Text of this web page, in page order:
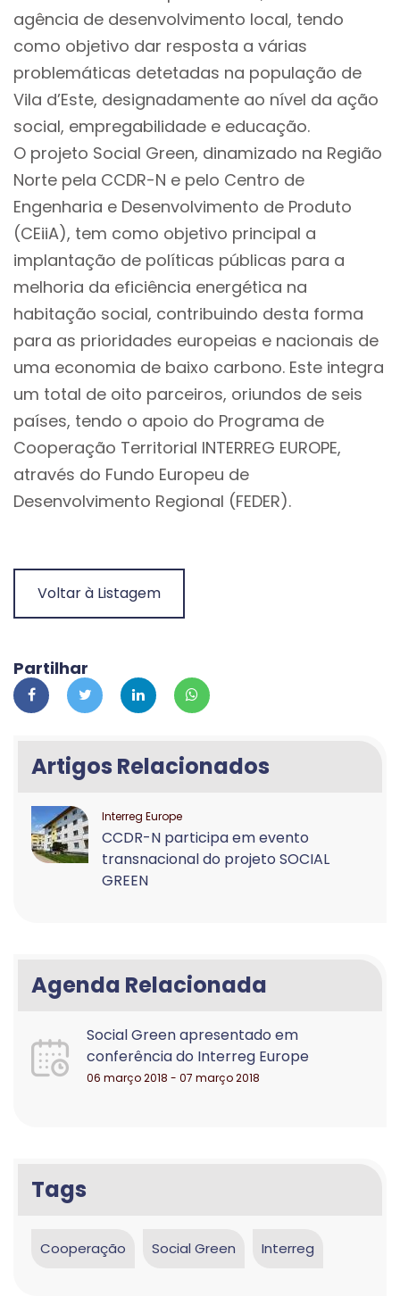
agência de desenvolvimento local, tendo
como objetivo dar resposta a várias
problemáticas detetadas na população de
Vila d’Este, designadamente ao nível da ação
social, empregabilidade e educação.
O projeto Social Green, dinamizado na Região
Norte pela CCDR-N e pelo Centro de
Engenharia e Desenvolvimento de Produto
(CEiiA), tem como objetivo principal a
implantação de políticas públicas para a
melhoria da eficiência energética na
habitação social, contribuindo desta forma
para as prioridades europeias e nacionais de
uma economia de baixo carbono. Este integra
um total de oito parceiros, oriundos de seis
países, tendo o apoio do Programa de
Cooperação Territorial INTERREG EUROPE,
através do Fundo Europeu de
Desenvolvimento Regional (FEDER).
Voltar à Listagem
Partilhar
Artigos Relacionados
Interreg Europe
CCDR-N participa em evento
transnacional do projeto SOCIAL
GREEN
Agenda Relacionada
Social Green apresentado em
conferência do Interreg Europe
06 março 2018 - 07 março 2018
Tags
Cooperação Social Green Interreg